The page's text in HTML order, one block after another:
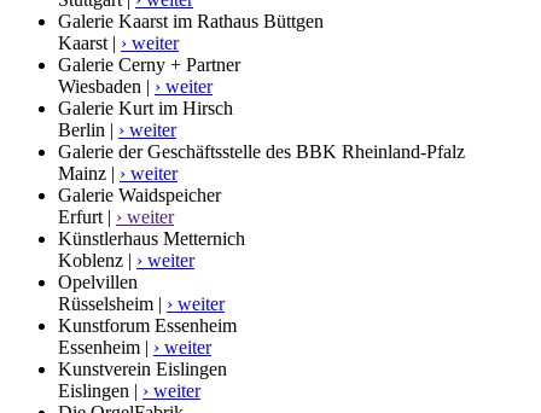
Galerie Kaarst im Rathaus Büttgen
Kaarst | › weiter
Galerie Cerny + Partner
Wiesbaden | › weiter
Galerie Kurt im Hirsch
Berlin | › weiter
Galerie der Geschäftsstelle des BBK Rheinland-Pfalz
Mainz | › weiter
Galerie Waidspeicher
Erfurt | › weiter
Künstlerhaus Metternich
Koblenz | › weiter
Opelvillen
Rüsselsheim | › weiter
Kunstforum Essenheim
Essenheim | › weiter
Kunstverein Eislingen
Eislingen | › weiter